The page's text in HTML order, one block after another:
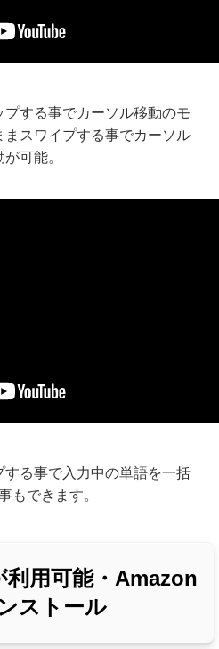
する事でカーソル移動のモ
スワイプする事でカーソル
が可能。
る事で入力中の単語を一括
もできます。
用可能・Amazon
ストール